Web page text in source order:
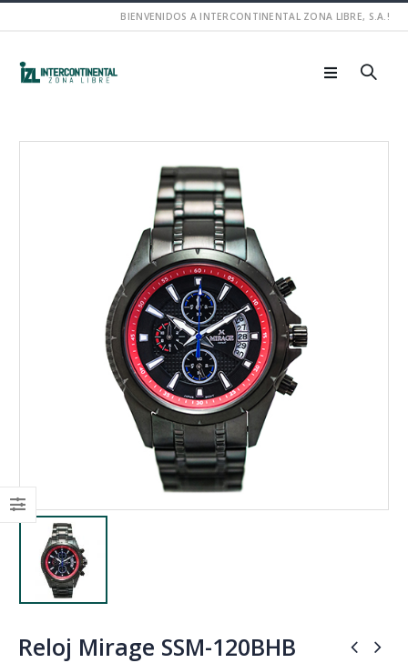
BIENVENIDOS A INTERCONTINENTAL ZONA LIBRE, S.A.!
Reloj Mirage SSM-120BHB